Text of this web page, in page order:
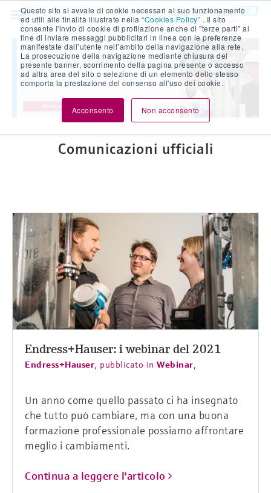
Questo sito si avvale di cookie necessari al suo funzionamento
ed utili alle finalità illustrate nella “Cookies Policy” . Il sito
consente l'invio di cookie di profilazione anche di "terze parti" al
fine di inviare messaggi pubblicitari in linea con le preferenze
manifestate dall’utente nell’ambito della navigazione alla rete.
La prosecuzione della navigazione mediante chiusura del
presente banner, scorrimento della pagina presente o accesso
ad altra area del sito o selezione di un elemento dello stesso
comporta la prestazione del consenso all'uso dei cookie.
Acconsento Non acconsento
comunicazioni ufficiali
Endress+Hauser: i webinar del 2021
Endress+Hauser, pubblicato in Webinar,
Un anno come quello passato ci ha insegnato
che tutto può cambiare, ma con una buona
formazione professionale possiamo affrontare
meglio i cambiamenti.
Continua a leggere l'articolo